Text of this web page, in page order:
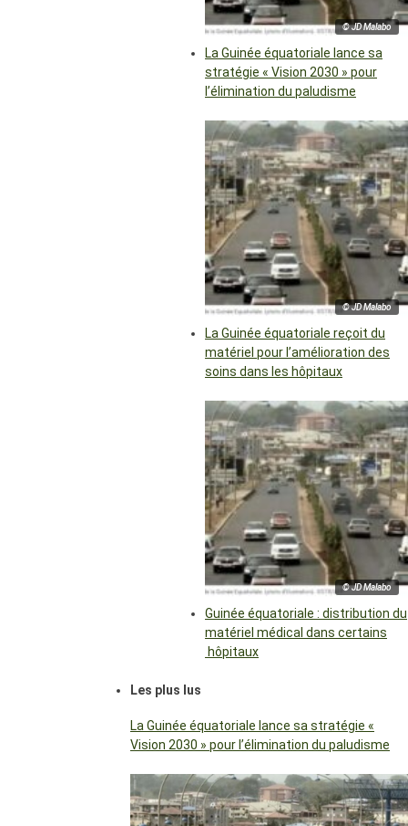
© JD Malabo
La Guinée équatoriale lance sa
stratégie « Vision 2030 » pour
l’élimination du paludisme
© JD Malabo
La Guinée équatoriale reçoit du
matériel pour l’amélioration des
soins dans les hôpitaux
© JD Malabo
Guinée équatoriale : distribution du
matériel médical dans certains
hôpitaux
Les plus lus
La Guinée équatoriale lance sa stratégie «
Vision 2030 » pour l’élimination du paludisme